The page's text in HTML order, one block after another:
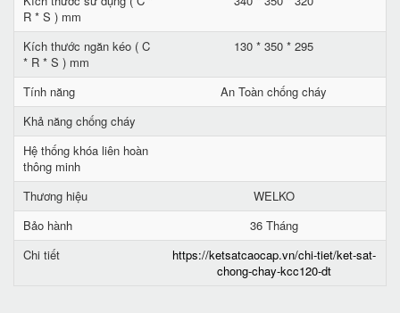
R * S ) mm
Kích thước ngăn kéo ( C
* R * S ) mm
130 * 350 * 295
Tính năng
An Toàn chống cháy
Khả năng chống cháy
Hệ thống khóa liên hoàn
thông minh
Thương hiệu
WELKO
Bảo hành
36 Tháng
Chi tiết
https://ketsatcaocap.vn/chi-tiet/ket-sat-
chong-chay-kcc120-dt